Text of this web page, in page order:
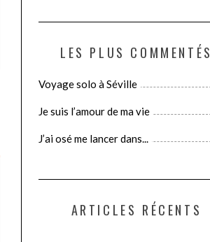
LES PLUS COMMENTÉS
Voyage solo à Séville
Je suis l’amour de ma vie
J’ai osé me lancer dans...
ARTICLES RÉCENTS